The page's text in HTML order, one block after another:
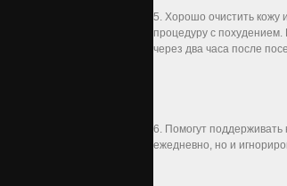
5. Хорошо очистить кожу
процедуру с
через два часа после
6. Помогут поддерживать
ежедневно, но и